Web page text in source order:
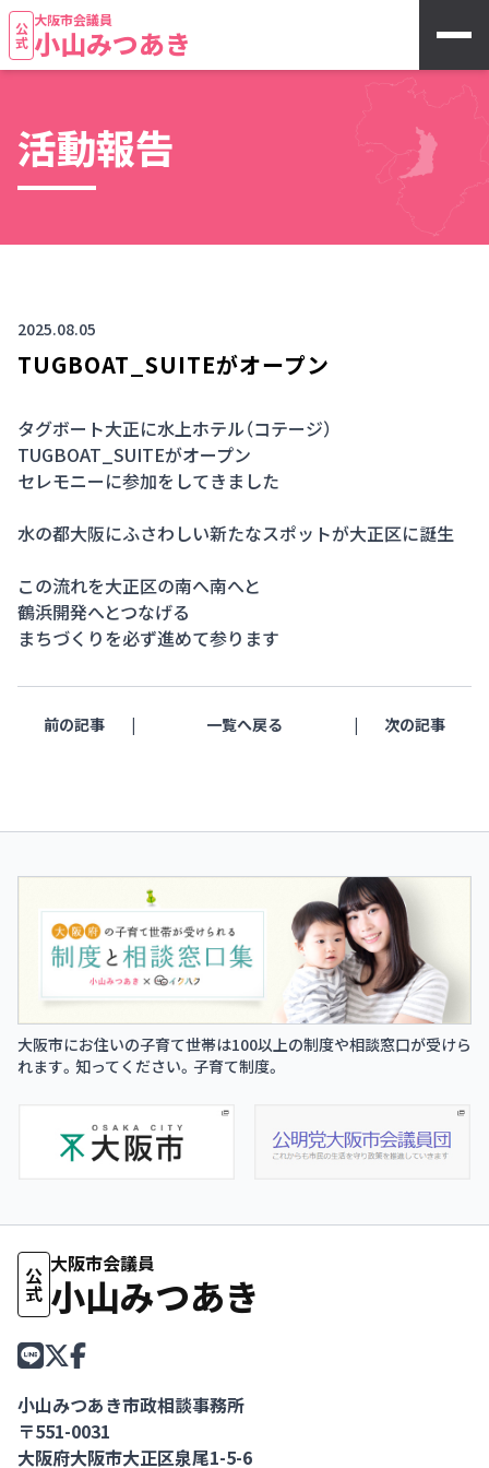
公式
大阪市会議員
小山みつあき
活動報告
2025.08.05
TUGBOAT_SUITEがオープン
タグボート大正に水上ホテル（コテージ）
TUGBOAT_SUITEがオープン
セレモニーに参加をしてきました
水の都大阪にふさわしい新たなスポットが大正区に誕生
この流れを大正区の南へ南へと
鶴浜開発へとつなげる
まちづくりを必ず進めて参ります
前の記事 一覧へ戻る 次の記事
大阪市にお住いの子育て世帯は100以上の制度や相談窓口が受けら
れます。知ってください。子育て制度。
公式
大阪市会議員
小山みつあき
小山みつあき市政相談事務所
〒551-0031
大阪府大阪市大正区泉尾1-5-6